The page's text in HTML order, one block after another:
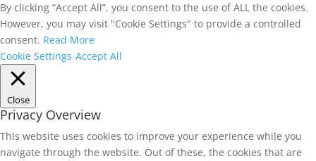
By clicking “Accept All”, you consent to the use of ALL the cookies.
However, you may visit "Cookie Settings" to provide a controlled
consent. Read More
Cookie Settings Accept All
Close
Privacy Overview
This website uses cookies to improve your experience while you
navigate through the website. Out of these, the cookies that are